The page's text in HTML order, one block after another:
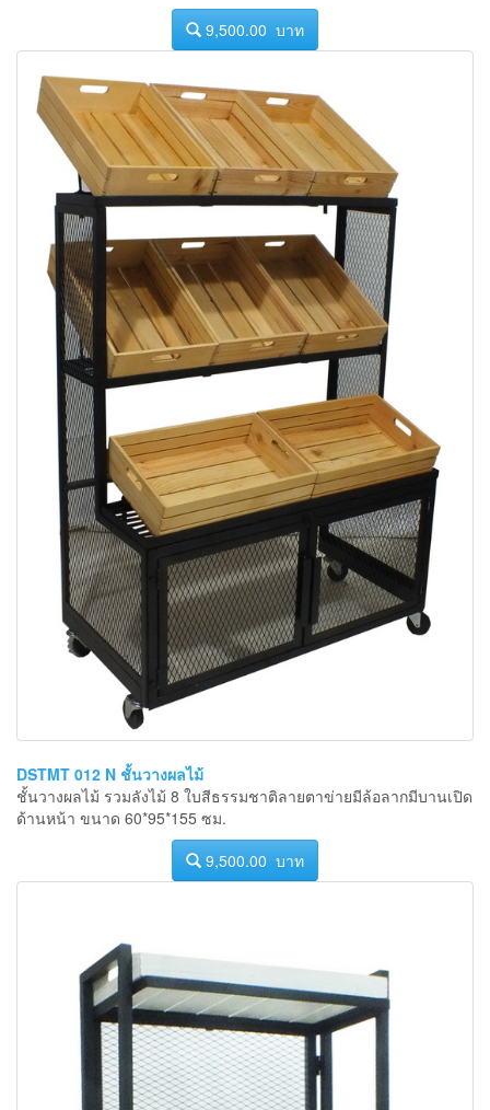
9,500.00 บาท
DSTMT 012 N ชั้นวางผลไม้
ชั้นวางผลไม้ รวมลังไม้ 8 ใบสีธรรมชาติลายตาข่ายมีล้อลากมีบานเปิด
ด้านหน้า ขนาด 60*95*155 ซม.
9,500.00 บาท